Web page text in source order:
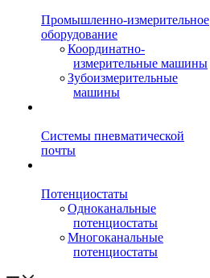
Промышленно-измерительное
оборудование
Координатно-
измерительные машины
Зубоизмерительные
машины
Системы пневматической
почты
Потенциостаты
Одноканальные
потенциостаты
Многоканальные
потенциостаты